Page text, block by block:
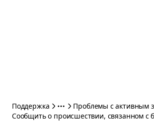
Поддержка
Проблемы с активным
Сообщить о происшествии, связанном с